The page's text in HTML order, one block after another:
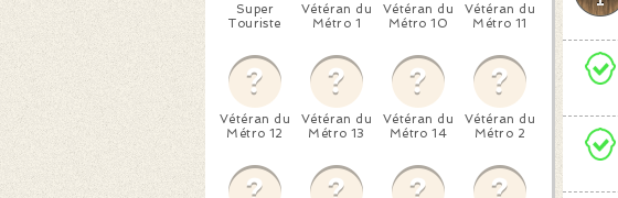
Super
Touriste
Vétéran du
Métro 1
Vétéran du
Métro 10
Vétéran du
Métro 11
Vétéran du
Métro 12
Vétéran du
Métro 13
Vétéran du
Métro 14
Vétéran du
Métro 2